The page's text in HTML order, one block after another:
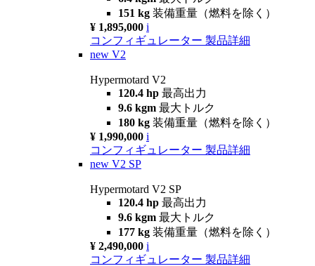
151 kg 装備重量（燃料を除く）
¥ 1,895,000 i
コンフィギュレーター 製品詳細
new V2
Hypermotard V2
120.4 hp 最高出力
9.6 kgm 最大トルク
180 kg 装備重量（燃料を除く）
¥ 1,990,000 i
コンフィギュレーター 製品詳細
new V2 SP
Hypermotard V2 SP
120.4 hp 最高出力
9.6 kgm 最大トルク
177 kg 装備重量（燃料を除く）
¥ 2,490,000 i
コンフィギュレーター 製品詳細